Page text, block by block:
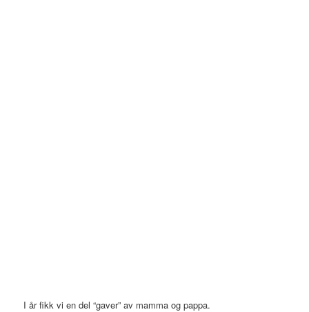
I år fikk vi en del “gaver” av mamma og pappa.